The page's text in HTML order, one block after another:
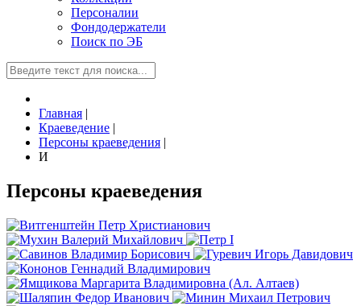
Персоналии
Фондодержатели
Поиск по ЭБ
Главная |
Краеведение |
Персоны краеведения |
И
Персоны краеведения